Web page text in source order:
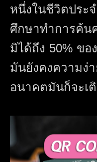
หนึ่งในชีวิตประ
ศึกษาทำการค้น
มิได้ถึง 50% ข
มันยังคงความ
อนาคตมันก็จะเ